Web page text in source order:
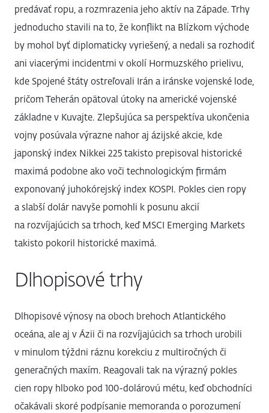
predávať ropu, a rozmrazenia jeho aktív na Západe. Trhy
jednoducho stavili na to, že konflikt na Blízkom východe
by mohol byť diplomaticky vyriešený, a nedali sa rozhodiť
ani viacerými incidentmi v okolí Hormuzského prielivu,
kde Spojené štáty ostreľovali Irán a iránske vojenské lode,
pričom Teherán opätoval útoky na americké vojenské
základne v Kuvajte. Zlepšujúca sa perspektíva ukončenia
vojny posúvala výrazne nahor aj ázijské akcie, kde
japonský index Nikkei 225 takisto prepisoval historické
maximá podobne ako voči technologickým firmám
exponovaný juhokórejský index KOSPI. Pokles cien ropy
a slabší dolár navyše pomohli k posunu akcií
na rozvíjajúcich sa trhoch, keď MSCI Emerging Markets
takisto pokoril historické maximá.
Dlhopisové trhy
Dlhopisové výnosy na oboch brehoch Atlantického
oceána, ale aj v Ázii či na rozvíjajúcich sa trhoch urobili
v minulom týždni ráznu korekciu z multiročných či
generačných maxím. Reagovali tak na výrazný pokles
cien ropy hlboko pod 100-dolárovú métu, keď obchodníci
očakávali skoré podpísanie memoranda o porozumení